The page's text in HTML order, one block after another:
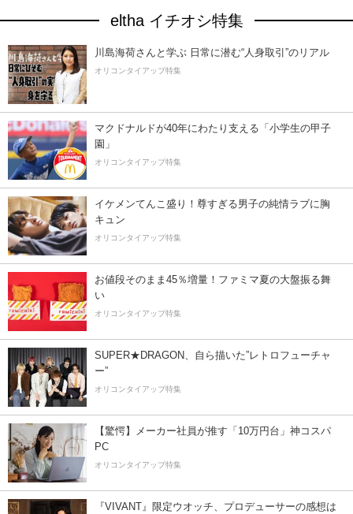
eltha イチオシ特集
川島海荷さんと学ぶ 日常に潜む“人身取引”のリアル
オリコンタイアップ特集
マクドナルドが40年にわたり支える「小学生の甲子
園」
オリコンタイアップ特集
イケメンてんこ盛り！尊すぎる男子の純情ラブに胸
キュン
オリコンタイアップ特集
お値段そのまま45％増量！ファミマ夏の大盤振る舞
い
オリコンタイアップ特集
SUPER★DRAGON、自ら描いた”レトロフューチャ
ー”
オリコンタイアップ特集
【驚愕】メーカー社員が推す「10万円台」神コスパ
PC
オリコンタイアップ特集
『VIVANT』限定ウオッチ、プロデューサーの感想は